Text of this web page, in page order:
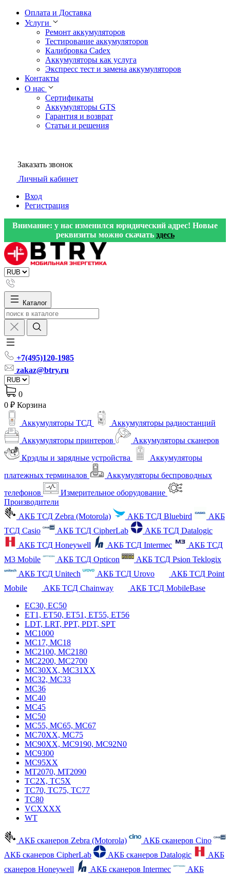
Оплата и Доставка
Услуги
Ремонт аккумуляторов
Тестирование аккумуляторов
Калибровка Cadex
Аккумуляторы как услуга
Экспресс тест и замена аккумуляторов
Контакты
О нас
Сертификаты
Аккумуляторы GTS
Гарантия и возврат
Статьи и решения
Заказать звонок
Личный кабинет
Вход
Регистрация
Внимание: у нас изменился юридический адрес! Новые
реквизиты можно скачать здесь
Каталог
+7(495)120-1985
zakaz@btry.ru
0
0 ₽ Корзина
Аккумуляторы ТСД
Аккумуляторы радиостанций
Аккумуляторы принтеров
Аккумуляторы сканеров
Крэдлы и зарядные устройства
Аккумуляторы
платежных терминалов
Аккумуляторы беспроводных
телефонов
Измерительное оборудование
Производители
АКБ ТСД Zebra (Motorola)
АКБ ТСД Bluebird
АКБ
ТСД Casio
АКБ ТСД CipherLab
АКБ ТСД Datalogic
АКБ ТСД Honeywell
АКБ ТСД Intermec
АКБ ТСД
M3 Mobile
АКБ ТСД Opticon
АКБ ТСД Psion Teklogix
АКБ ТСД Unitech
АКБ ТСД Urovo
АКБ ТСД Point
Mobile
АКБ ТСД Chainway
АКБ ТСД MobileBase
EC30, EC50
ET1, ET50, ET51, ET55, ET56
LDT, LRT, PPT, PDT, SPT
MC1000
MC17, MC18
MC2100, MC2180
MC2200, MC2700
MC30XX, MC31XX
MC32, MC33
MC36
MC40
MC45
MC50
MC55, MC65, MC67
MC70XX, MC75
MC90XX, MC9190, MC92N0
MC9300
MC95XX
MT2070, MT2090
TC2X, TC5X
TC70, TC75, TC77
TC80
VCXXXX
WT
АКБ сканеров Zebra (Motorola)
АКБ сканеров Cino
АКБ сканеров CipherLab
АКБ сканеров Datalogic
АКБ
сканеров Honeywell
АКБ сканеров Intermec
АКБ